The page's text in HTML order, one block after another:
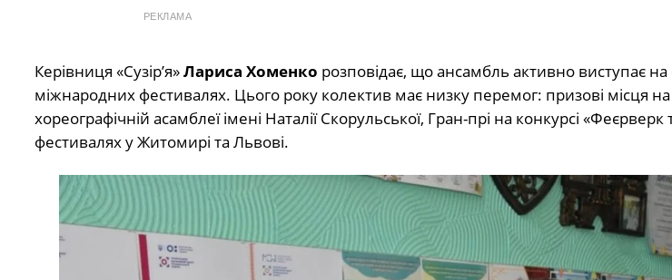
РЕКЛАМА
Керівниця «Сузір’я»Лариса Хоменко розповідає, що ансамбль активно виступає на
міжнародних фестивалях. Цього року колектив має низку перемог: призові місця
хореографічній асамблеї імені Наталії Скорульської, Гран-прі на конкурсі
фестивалях у Житомирі та Львові.